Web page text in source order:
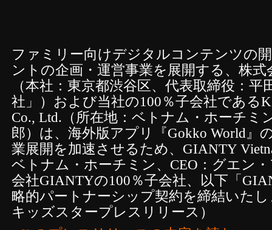
ファミリー向けデジタルコンテンツの
ントの企画・運営事業を展開する、株
（本社：東京都渋谷区、代表取締役：平
社」）および当社の100％子会社である
Co., Ltd.（所在地：ベトナム・ホーチミ
郎）は、海外版アプリ『Gokko World』
業展開を加速させるため、GIANTY
ベトナム・ホーチミン、CEO：グエン
会社GIANTYの100％子会社、以下「
略的パートナーシップ契約を締結いた
キッズスタープレスリリース）